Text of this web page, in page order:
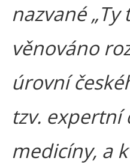
nazvané „Ty
věnováno
úrovní
tzv. expertní
medicíny, a